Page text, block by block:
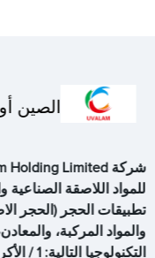
الصين
للمواد اللاصقة الصناعية
تطبيقات الحجر (الحجر
والمواد المركبة،